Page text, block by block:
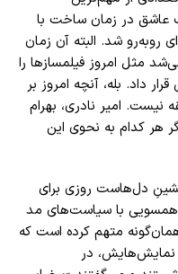
در زمان ساخت با
روبه‌رو شد. البته آن زمان
مثل امروز فیلمسازها را
داد. بله، آنچه امروز بر
نیست. امیر نادری، بهرام
هر کدام به نحوی این
دل‌هاست روزی برای
با سیاست‌های مد
متهم کرده است که
نمایش‌هایش، در